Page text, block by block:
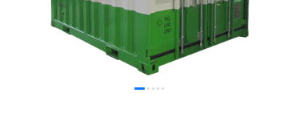
Свяжитесь с нами